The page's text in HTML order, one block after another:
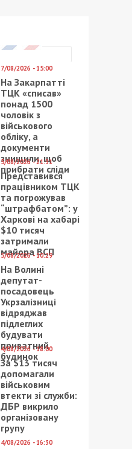
7/08/2026 - 15:00
На Закарпатті
ТЦК «списав»
понад 1500
чоловік з
військового
обліку, а
документи
знищили, щоб
прибрати сліди
5/08/2026 - 21:31
Представився
працівником ТЦК
та погрожував
“штрафбатом”: у
Харкові на хабарі
$10 тисяч
затримали
майора ВСП
5/08/2026 - 10:29
На Волині
депутат-
посадовець
Укрзалізниці
відряджав
підлеглих
будувати
приватний
будинок
4/08/2026 - 18:00
За $13 тисяч
допомагали
військовим
втекти зі служби:
ДБР викрило
організовану
групу
4/08/2026 - 16:30